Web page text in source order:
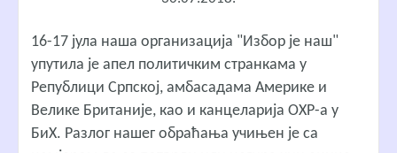
16-17 јула наша организација "Избор је наш"
упутила је апел политичким странкама у
Републици Српској, амбасадама Америке и
Велике Британије, као и канцеларија ОХР-а у
БиХ. Разлог нашег обраћања учињен је са